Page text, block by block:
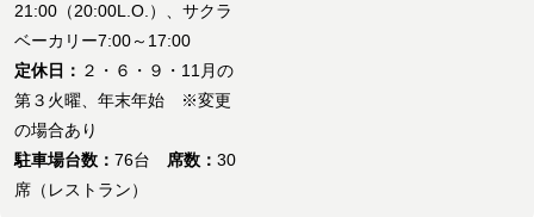
21:00（20:00L.O.）、サクラ
ベーカリー7:00～17:00
定休日： ２・６・９・11月の
第３火曜、年末年始 ※変更
の場合あり
駐車場台数： 76台 席数： 30
席（レストラン）